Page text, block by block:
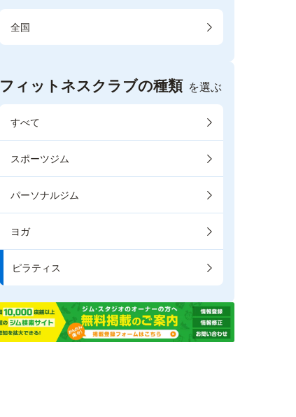
全国
フィットネスクラブの種類 を選ぶ
すべて
スポーツジム
パーソナルジム
ヨガ
ピラティス